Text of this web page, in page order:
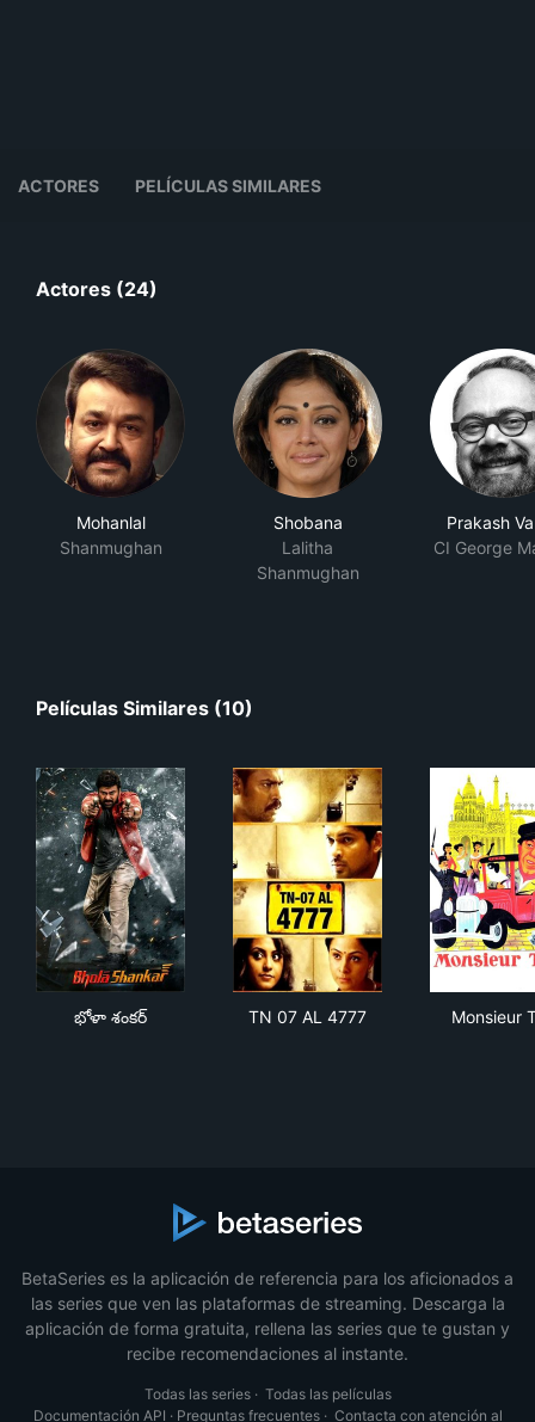
ACTORES PELÍCULAS SIMILARES
Actores (24)
Mohanlal
Shanmughan
Shobana
Lalitha
Shanmughan
Prakash
CI George
Películas Similares (10)
భోళా శంకర్ TN 07 AL 4777 Monsieur
BetaSeries es la aplicación de referencia para los aficionados a
las series que ven las plataformas de streaming. Descarga la
aplicación de forma gratuita, rellena las series que te gustan y
recibe recomendaciones al instante.
Todas las series· Todas las películas
Documentación API · Preguntas frecuentes· Contacta con atención al